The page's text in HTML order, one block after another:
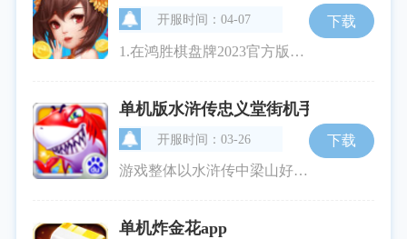
开服时间：04-07
1.在鸿胜棋盘牌2023官方版中，玩家可以使用虚拟游戏币——金币，来参与各种棋盘牌比赛。金币不仅用于下注，还能用于解锁更多的游戏功能和玩法。玩家通过上下游戏币，可以自由选择进入的不同房间，体验不一样的对局乐趣。2.游戏内的叼三批和捞腌菜是一些独特的地方玩法，增加了游戏的多样性和地方特色。在锄大地等经典玩家可以和世界各地的棋盘牌爱好者一较高下。3.极具互动性的游戏客服系统，让玩家在遇到问题时能快速得到解答，保障游戏体验的顺畅性。强大的游戏引擎确保了游戏的流畅运行和公平公正。游戏特色1
下载
单机版水浒传忠义堂街机手机版
开服时间：03-26
游戏整体以水浒传中梁山好汉的故事为框架，玩家需要通过完成各种任务和挑战，解锁不同的英雄角色，增强自己的队伍。游戏分为多个关卡，每个关卡都充满了挑战性和策略性。玩家不仅需要合理配置英雄角色的技能，还要根据敌方特点制定出合适的对战策略。整个游戏过程不仅紧张刺激，还充满了无数的惊喜。游戏特色1.飞盘游戏：在游戏过程中，飞盘游戏是一个极具趣味的休闲环节。通过精准的操作，玩家可以获取额外的加成和奖励，让整体体验更为丰富和多样。2.精彩活动：游戏中定期推出的精彩活动，是玩家获取稀有道具和
下载
单机炸金花app